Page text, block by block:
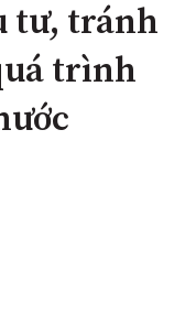
tư, tránh
trình